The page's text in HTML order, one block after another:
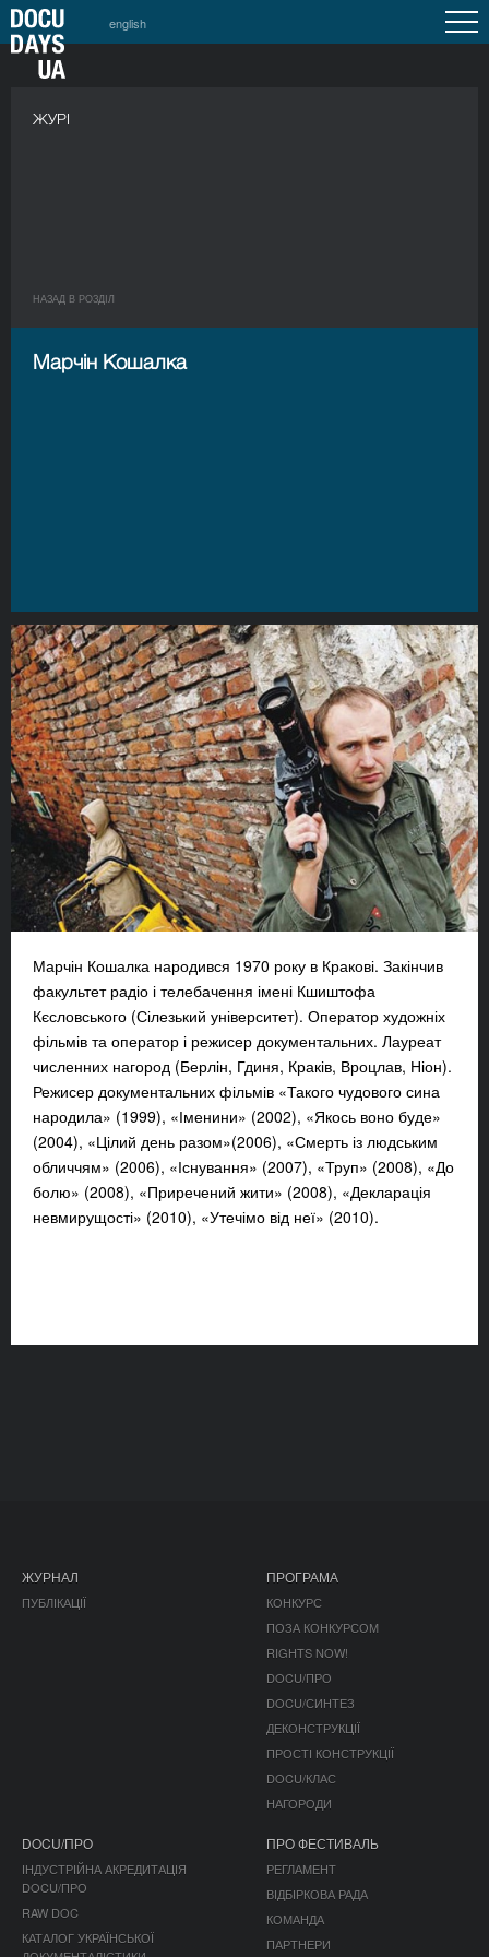
english
ЖУРІ
НАЗАД В РОЗДIЛ
Марчін Кошалка
Марчін Кошалка народився 1970 року в Кракові. Закінчив
факультет радіо і телебачення імені Кшиштофа
Кєсловського (Сілезький університет). Оператор художніх
фільмів та оператор і режисер документальних. Лауреат
численних нагород (Берлін, Гдиня, Краків, Вроцлав, Ніон).
Режисер документальних фільмів «Такого чудового сина
народила» (1999), «Іменини» (2002), «Якось воно буде»
(2004), «Цілий день разом»(2006), «Смерть із людським
обличчям» (2006), «Існування» (2007), «Труп» (2008), «До
болю» (2008), «Приречений жити» (2008), «Декларація
невмирущості» (2010), «Утечімо від неї» (2010).
ЖУРНАЛ
ПУБЛІКАЦІЇ
ПРОГРАМА
КОНКУРС
ПОЗА КОНКУРСОМ
RIGHTS NOW!
DOCU/ПРО
DOCU/СИНТЕЗ
ДЕКОНСТРУКЦІЇ
ПРОСТІ КОНСТРУКЦІЇ
DOCU/КЛАС
НАГОРОДИ
DOCU/ПРО
ІНДУСТРІЙНА АКРЕДИТАЦІЯ
DOCU/ПРО
RAW DOC
КАТАЛОГ УКРАЇНСЬКОЇ
ПРО ФЕСТИВАЛЬ
РЕГЛАМЕНТ
ВІДБІРКОВА РАДА
КОМАНДА
ПАРТНЕРИ